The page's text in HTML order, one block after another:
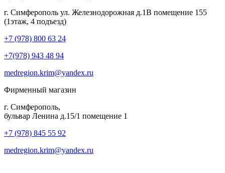
г. Симферополь ул. Железнодорожная д.1В помещение 155
(1этаж, 4 подъезд)
+7 (978) 800 63 24
+7(978) 943 48 94
medregion.krim@yandex.ru
Фирменный магазин
г. Симферополь,
бульвар Ленина д.15/1 помещение 1
+7 (978) 845 55 92
medregion.krim@yandex.ru